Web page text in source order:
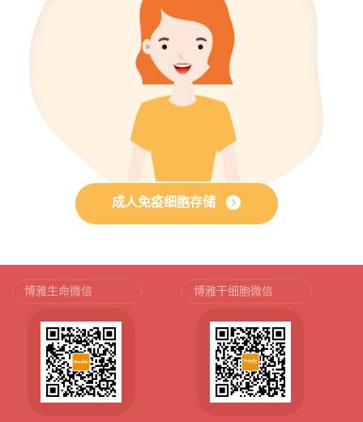
成人免疫细胞存储
博雅生命微信 博雅干细胞微信